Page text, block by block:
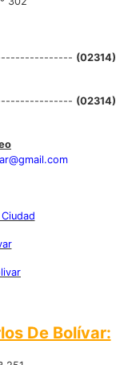
(02314)
(02314)
De Bolívar: